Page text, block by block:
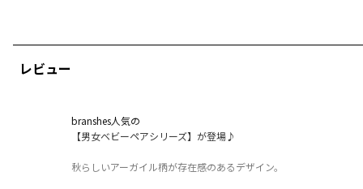
レビュー
branshes人気の
【男女ベビーペアシリーズ】が登場♪
秋らしいアーガイル柄が存在感のあるデザイン。